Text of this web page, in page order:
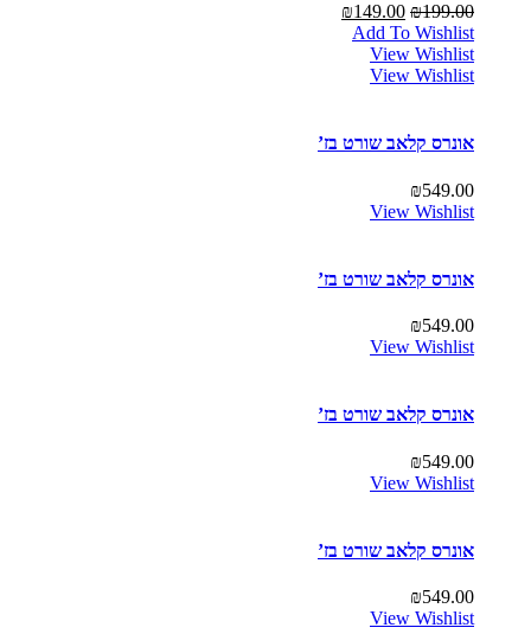
₪199.00
₪149.00
Add To Wishlist
View Wishlist
View Wishlist
אונרס קלאב שורט בז’
₪549.00
View Wishlist
אונרס קלאב שורט בז’
₪549.00
View Wishlist
אונרס קלאב שורט בז’
₪549.00
View Wishlist
אונרס קלאב שורט בז’
₪549.00
View Wishlist